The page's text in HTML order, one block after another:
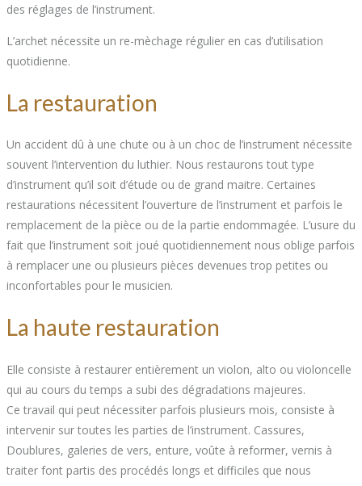
des réglages de l’instrument.
L’archet nécessite un re-mèchage régulier en cas d’utilisation
quotidienne.
La restauration
Un accident dû à une chute ou à un choc de l’instrument nécessite
souvent l’intervention du luthier. Nous restaurons tout type
d’instrument qu’il soit d’étude ou de grand maitre. Certaines
restaurations nécessitent l’ouverture de l’instrument et parfois le
remplacement de la pièce ou de la partie endommagée. L’usure du
fait que l’instrument soit joué quotidiennement nous oblige parfois
à remplacer une ou plusieurs pièces devenues trop petites ou
inconfortables pour le musicien.
La haute restauration
Elle consiste à restaurer entièrement un violon, alto ou violoncelle
qui au cours du temps a subi des dégradations majeures.
Ce travail qui peut nécessiter parfois plusieurs mois, consiste à
intervenir sur toutes les parties de l’instrument. Cassures,
Doublures, galeries de vers, enture, voûte à reformer, vernis à
traiter font partis des procédés longs et difficiles que nous